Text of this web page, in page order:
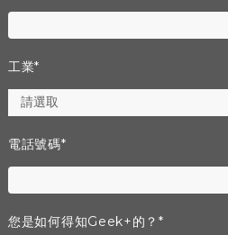
工業*
電話號碼*
您是如何得知Geek+的？*